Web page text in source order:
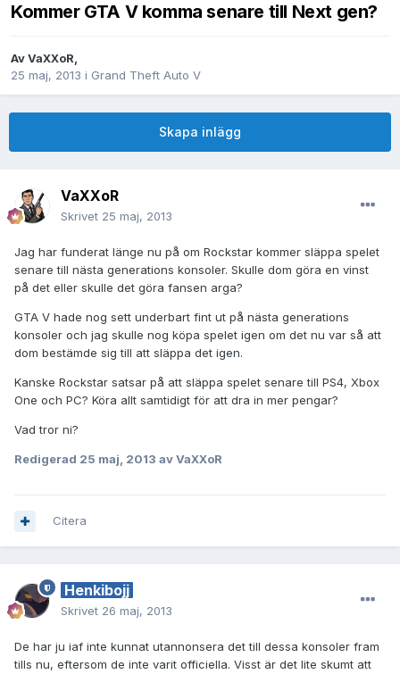
Kommer GTA V komma senare till Next gen?
AvVaXXoR,
25 maj, 2013 i Grand Theft Auto V
Skapa inlägg
VaXXoR
Skrivet 25 maj, 2013
Jag har funderat länge nu på om Rockstar kommer släppa spelet
senare till nästa generations konsoler. Skulle dom göra en vinst
på det eller skulle det göra fansen arga?
GTA V hade nog sett underbart fint ut på nästa generations
konsoler och jag skulle nog köpa spelet igen om det nu var så att
dom bestämde sig till att släppa det igen.
Kanske Rockstar satsar på att släppa spelet senare till PS4, Xbox
One och PC? Köra allt samtidigt för att dra in mer pengar?
Vad tror ni?
Redigerad 25 maj, 2013 av VaXXoR
Citera
Henkibojj
Skrivet 26 maj, 2013
De har ju iaf inte kunnat utannonsera det till dessa konsoler fram
tills nu, eftersom de inte varit officiella. Visst är det lite skumt att